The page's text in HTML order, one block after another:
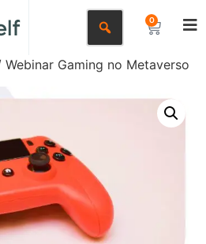
0
Webinar Gaming no Metaverso